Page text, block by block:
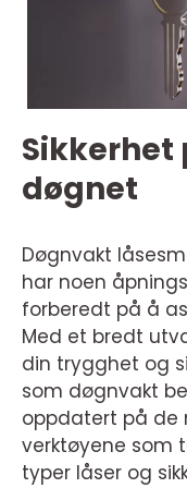
Sikkerhet
døgnet
Døgnvakt
har noen
forberedt på å
Med et bredt
din trygghet og
som døgnvakt
oppdatert på de
verktøyene som
typer låser og